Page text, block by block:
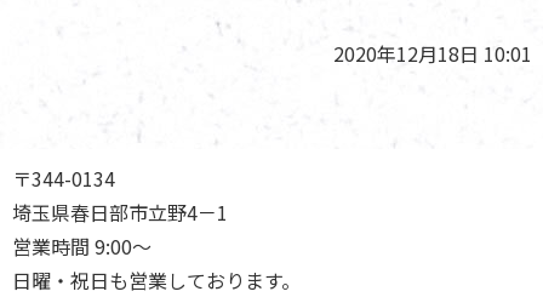
2020年12月18日 10:01
〒344-0134
埼玉県春日部市立野4－1
営業時間 9:00～
日曜・祝日も営業しております。